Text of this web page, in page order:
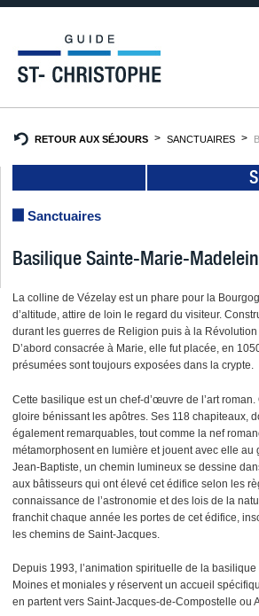
RETOUR AUX SÉJOURS SANCTUAIRES
Sanctuaires
Basilique Sainte-Marie-
La colline de Vézelay est un phare pour la
d’altitude, attire de loin le regard du visiteur.
durant les guerres de Religion puis à la
D’abord consacrée à Marie, elle fut placée, en
présumées sont toujours exposées dans la crypte.
Cette basilique est un chef-d’œuvre de l’art
gloire bénissant les apôtres. Ses 118 chapiteaux,
également remarquables, tout comme la nef
métamorphosent en lumière et jouent avec elle au
Jean-Baptiste, un chemin lumineux se dessine
aux bâtisseurs qui ont élevé cet édifice selon les
connaissance de l’astronomie et des lois de la
franchit chaque année les portes de cet édifice,
les chemins de Saint-Jacques.
Depuis 1993, l’animation spirituelle de la
Moines et moniales y réservent un accueil
en partent vers Saint-Jacques-de-Compostelle ou